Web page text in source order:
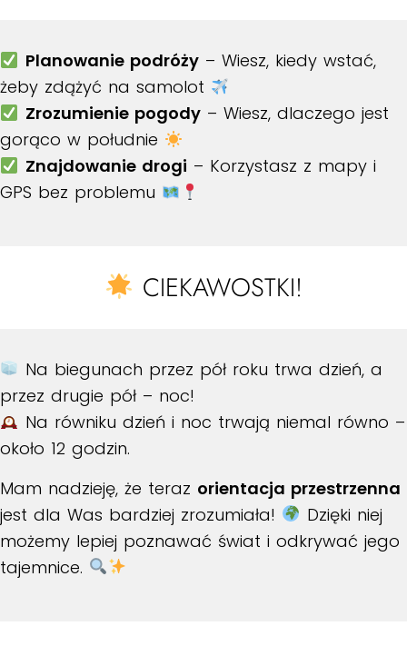
Planowanie podróży– Wiesz, kiedy wstać,
żeby zdążyć na samolot
Zrozumienie pogody– Wiesz, dlaczego jest
gorąco w południe
Znajdowanie drogi – Korzystasz z mapy i
GPS bez problemu
CIEKAWOSTKI!
Na biegunach przez pół roku trwa dzień, a
przez drugie pół – noc!
Na równiku dzień i noc trwają niemal równo –
około 12 godzin.
Mam nadzieję, że teraz orientacja przestrzenna
jest dla Was bardziej zrozumiała!
Dzięki niej
możemy lepiej poznawać świat i odkrywać jego
tajemnice.